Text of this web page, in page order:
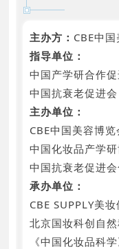
主办方： CBE中
指导单位：
中国产学研合作
中国抗衰老促进会
主办单位：
CBE中国美容博览
中国化妆品产学
中国抗衰老促进
承办单位：
CBE SUPPLY美
北京国妆科创自
《中国化妆品科